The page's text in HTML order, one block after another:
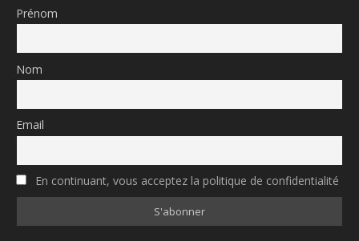
Prénom
Nom
Email
En continuant, vous acceptez la politique de confidentialité